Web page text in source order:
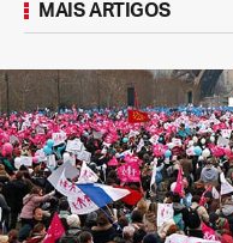
MAIS ARTIGOS